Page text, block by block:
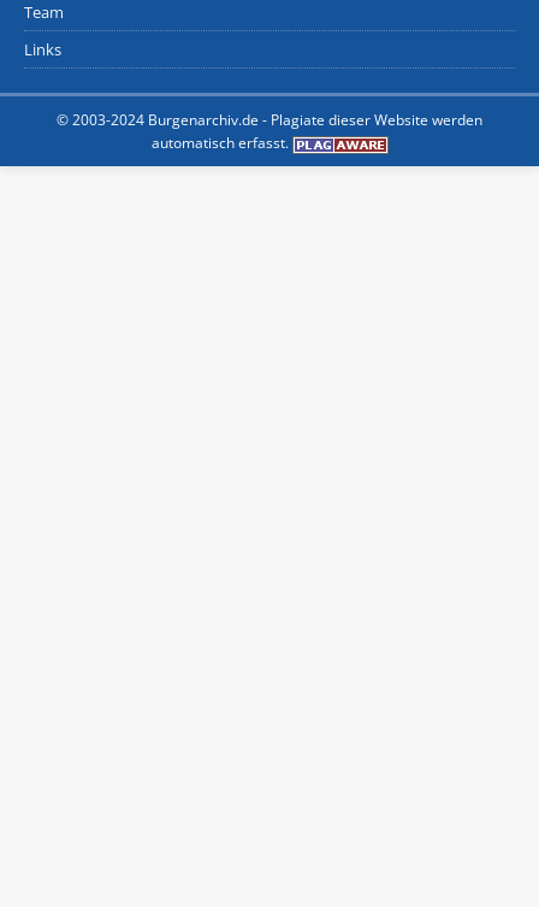
Team
Links
© 2003-2024 Burgenarchiv.de - Plagiate dieser Website werden
automatisch erfasst.